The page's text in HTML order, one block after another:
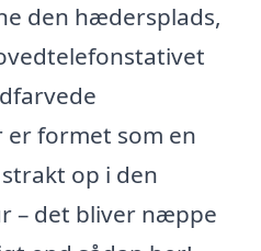
den hædersplads,
formet som en
op i den
– det bliver næppe